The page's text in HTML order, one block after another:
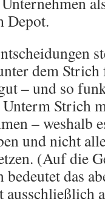
Depot.
dem
– und so
Strich
– weshalb
und nicht
(Auf die
das
ausschließlich